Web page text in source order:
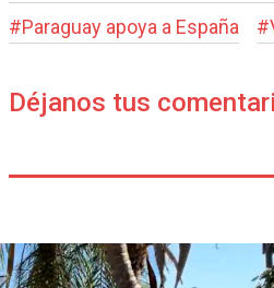
#Paraguay apoya a España #
Déjanos tus